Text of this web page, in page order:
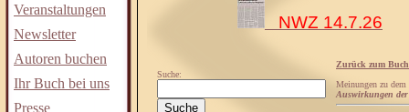
Veranstaltungen
Newsletter
Autoren buchen
Ihr Buch bei uns
Presse
NWZ 14.7.26
Suche:
Zurück zum Buch
Meinungen zu
Auswirkungen